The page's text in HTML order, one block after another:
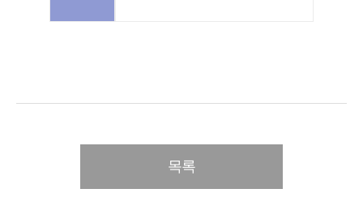
목록